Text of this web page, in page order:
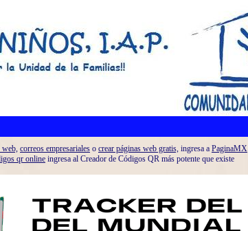
web, correos empresariales o crear páginas web gratis, ingresa a PaginaMX
qr online ingresa al Creador de Códigos QR más potente que existe